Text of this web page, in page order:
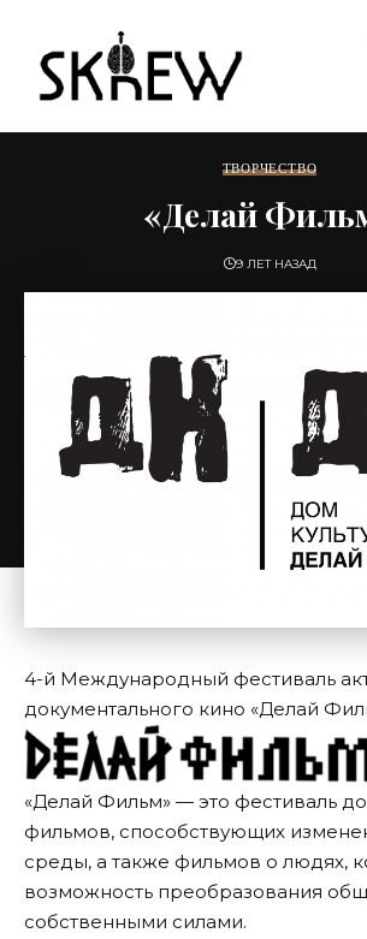
ТВОРЧЕСТВО
«Делай
9 ЛЕТ НАЗАД
4-й Международный фестиваль
документального кино «Делай
«Делай Фильм» — это фестиваль
фильмов, способствующих
среды, а также фильмов о людях,
возможность преобразования
собственными силами.